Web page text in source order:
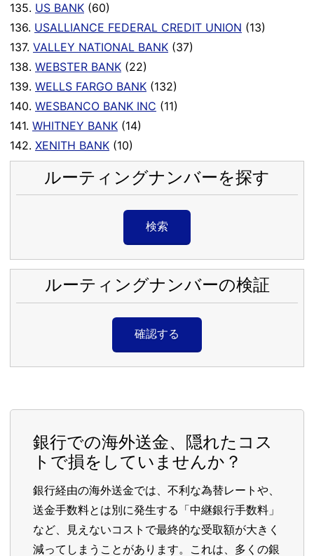
135. US BANK (60)
136. USALLIANCE FEDERAL CREDIT UNION (13)
137. VALLEY NATIONAL BANK (37)
138. WEBSTER BANK (22)
139. WELLS FARGO BANK (132)
140. WESBANCO BANK INC (11)
141. WHITNEY BANK (14)
142. XENITH BANK (10)
ルーティングナンバーを探す
検索
ルーティングナンバーの検証
確認する
銀行での海外送金、隠れたコス
トで損をしていませんか？
銀行経由の海外送金では、不利な為替レートや、
送金手数料とは別に発生する「中継銀行手数料」
など、見えないコストで最終的な受取額が大きく
減ってしまうことがあります。これは、多くの銀